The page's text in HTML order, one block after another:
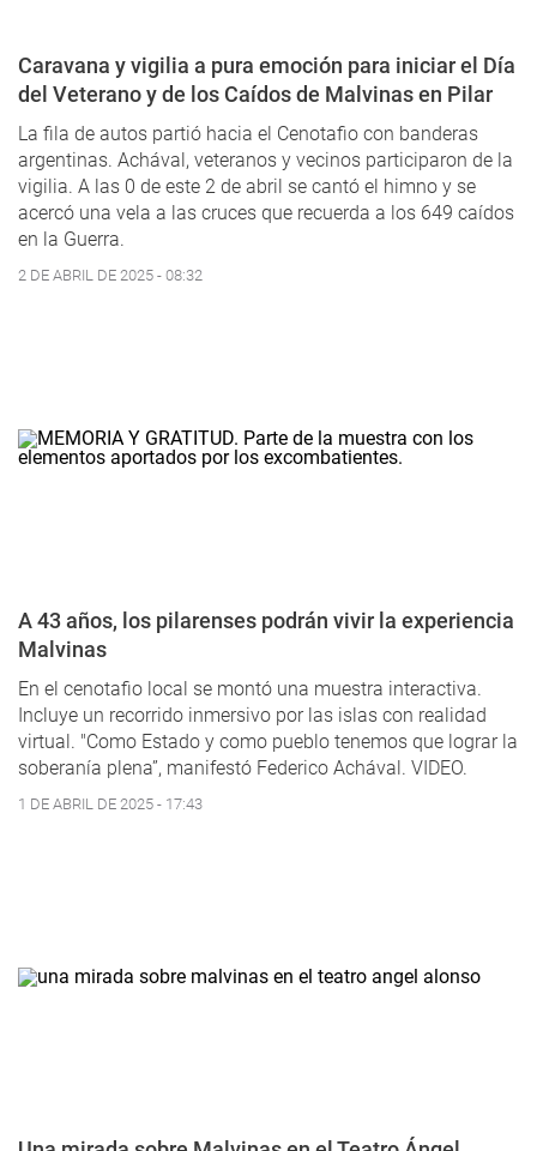
Caravana y vigilia a pura emoción para iniciar el Día
del Veterano y de los Caídos de Malvinas en Pilar
La fila de autos partió hacia el Cenotafio con banderas
argentinas. Achával, veteranos y vecinos participaron de la
vigilia. A las 0 de este 2 de abril se cantó el himno y se
acercó una vela a las cruces que recuerda a los 649 caídos
en la Guerra.
2 DE ABRIL DE 2025 - 08:32
A 43 años, los pilarenses podrán vivir la experiencia
Malvinas
En el cenotafio local se montó una muestra interactiva.
Incluye un recorrido inmersivo por las islas con realidad
virtual. "Como Estado y como pueblo tenemos que lograr la
soberanía plena”, manifestó Federico Achával. VIDEO.
1 DE ABRIL DE 2025 - 17:43